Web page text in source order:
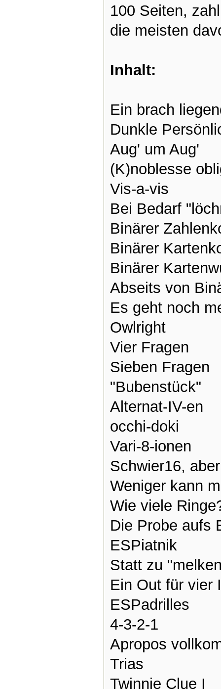
100 Seiten,
die meisten
Inhalt:
Ein brach
Dunkle
Aug' um Aug'
(K)noblesse
Vis-a-vis
Bei Bedarf
Binärer
Binärer
Binärer
Abseits von
Es geht noch
Owlright
Vier Fragen
Sieben Fragen
"Bubenstück"
Alternat-IV-en
occhi-doki
Vari-8-ionen
Schwier16,
Weniger kann
Wie viele
Die Probe aufs
ESPiatnik
Statt zu
Ein Out für vier
ESPadrilles
4-3-2-1
Apropos
Trias
Twinnie Clue I